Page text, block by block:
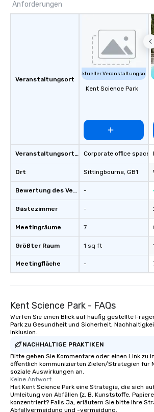
Anforderungen
Veranstaltungsort
Veranstaltungsortstyp
Ort
Bewertung des Veranstaltungsortes
Gästezimmer
Meetingräume
Größter Raum
Meetingfläche
Aktueller Veranstaltungsort
Kent Science Park
Corporate office space
Sittingbourne, GB1
-
-
7
1 sq ft
-
Kent Science Park - FAQs
Werfen Sie einen Blick auf häufig gestellte
Park zu Gesundheit und Sicherheit,
Inklusion.
NACHHALTIGE PRAKTIKEN
Bitte geben Sie Kommentare oder einen Link zu
öffentlich kommunizierten Zielen/Strategien für
soziale Auswirkungen an.
Keine Antwort.
Hat Kent Science Park eine Strategie, die sich
Umleitung von Abfällen (z. B. Kunststoffe,
konzentriert? Falls Ja, erläutern Sie bitte Ihre
Abfallvermeidung und -vermeidung.